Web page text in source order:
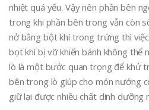
nhiệt quá yếu. Vậy nên phần bên
trong khi phần bên trong vẫn còn
nở bằng bột khí trong trứng thì
bọt khí bị vỡ khiến bánh không thể
lò là một bước quan trọng để khử
bên trong lò giúp cho món nướng
giữ lại được nhiều chất dinh dưỡng